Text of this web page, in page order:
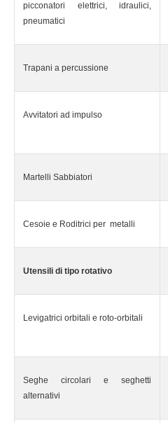
picconatori elettrici, idraulici,
pneumatici
Trapani a percussione
Avvitatori ad impulso
Martelli Sabbiatori
Cesoie e Roditrici per metalli
Utensili di tipo rotativo
Levigatrici orbitali e roto-orbitali
Seghe circolari e seghetti
alternativi